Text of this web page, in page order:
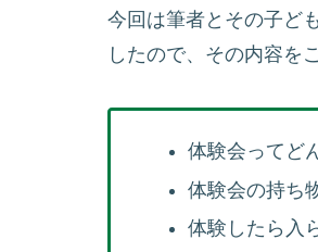
今回は筆者とその子ど
したので、その内容を
体験会ってど
体験会の持ち
体験したら入